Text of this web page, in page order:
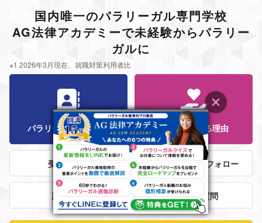
※1 2026年3月現在、就職対策利用者比
国内唯一のパラリーガル専門学校
AG法律アカデミーで未経験からパラリー
ガルに
パラリーガル資格とは AGが選ばれる理由
受講者の声 法律事務所就職フォロー
講師紹介 よくある質問